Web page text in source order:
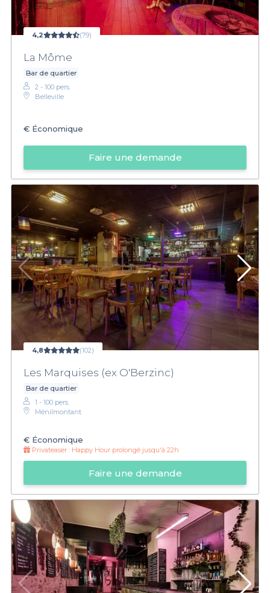
4,2 (79)
La Môme
Bar de quartier
2 - 100 pers.
Belleville
€ Économique
Faire une demande
4,8 (102)
Les Marquises (ex O'Berzinc)
Bar de quartier
1 - 100 pers.
Ménilmontant
€ Économique
Privateaser : Happy Hour prolongé jusqu'à 22h
Faire une demande